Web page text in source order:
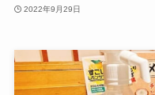
2022年9月29日